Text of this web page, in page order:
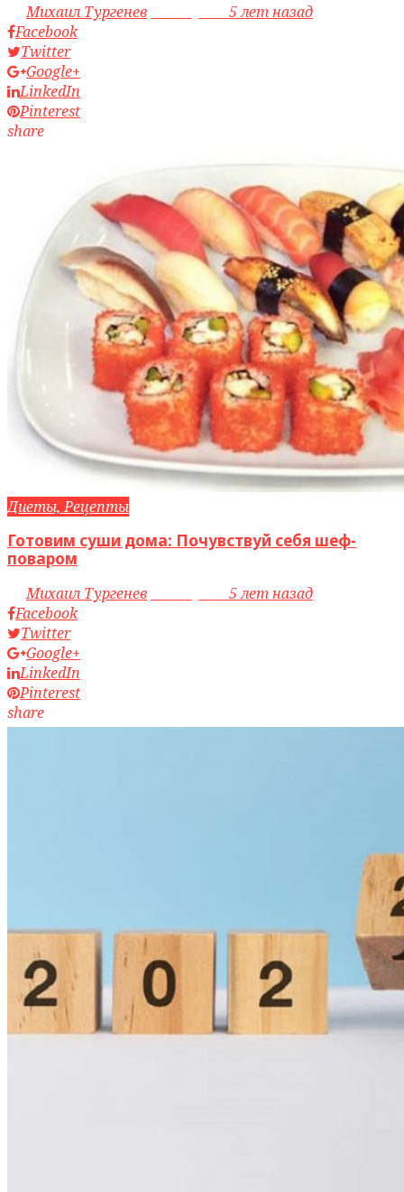
byМихаил Тургенев
5 лет назад
Facebook
Twitter
Google+
LinkedIn
Pinterest
share
Диеты, Рецепты
Готовим суши дома: Почувствуй себя шеф-
поваром
byМихаил Тургенев
5 лет назад
Facebook
Twitter
Google+
LinkedIn
Pinterest
share